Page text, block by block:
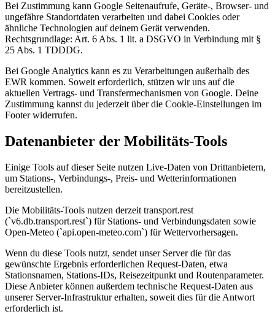
Bei Zustimmung kann Google Seitenaufrufe, Geräte-, Browser- und
ungefähre Standortdaten verarbeiten und dabei Cookies oder
ähnliche Technologien auf deinem Gerät verwenden.
Rechtsgrundlage: Art. 6 Abs. 1 lit. a DSGVO in Verbindung mit §
25 Abs. 1 TDDDG.
Bei Google Analytics kann es zu Verarbeitungen außerhalb des
EWR kommen. Soweit erforderlich, stützen wir uns auf die
aktuellen Vertrags- und Transfermechanismen von Google. Deine
Zustimmung kannst du jederzeit über die Cookie-Einstellungen im
Footer widerrufen.
Datenanbieter der Mobilitäts-Tools
Einige Tools auf dieser Seite nutzen Live-Daten von Drittanbietern,
um Stations-, Verbindungs-, Preis- und Wetterinformationen
bereitzustellen.
Die Mobilitäts-Tools nutzen derzeit transport.rest
(`v6.db.transport.rest`) für Stations- und Verbindungsdaten sowie
Open-Meteo (`api.open-meteo.com`) für Wettervorhersagen.
Wenn du diese Tools nutzt, sendet unser Server die für das
gewünschte Ergebnis erforderlichen Request-Daten, etwa
Stationsnamen, Stations-IDs, Reisezeitpunkt und Routenparameter.
Diese Anbieter können außerdem technische Request-Daten aus
unserer Server-Infrastruktur erhalten, soweit dies für die Antwort
erforderlich ist.